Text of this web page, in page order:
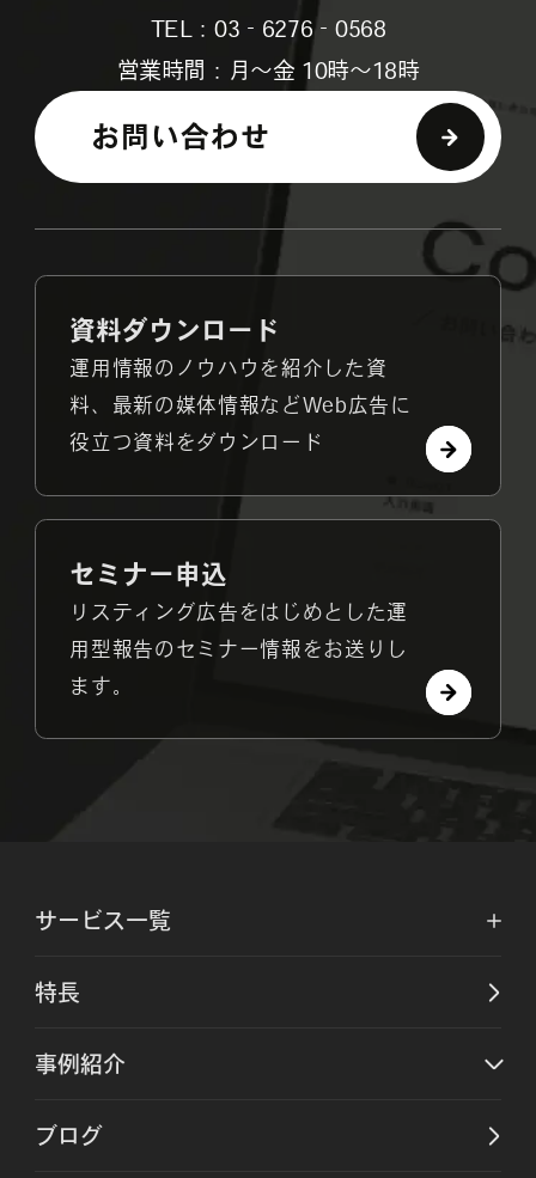
TEL：03‐6276‐0568
営業時間：月～金 10時～18時
お問い合わせ
資料ダウンロード
運用情報のノウハウを紹介した資
料、最新の媒体情報などWeb広告に
役立つ資料をダウンロード
セミナー申込
リスティング広告をはじめとした運
用型報告のセミナー情報をお送りし
ます。
サービス一覧
特長
事例紹介
ブログ